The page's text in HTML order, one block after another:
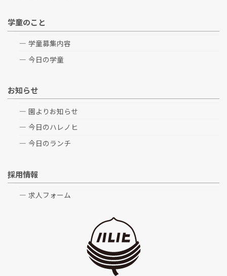
学童のこと
学童募集内容
今日の学童
お知らせ
園よりお知らせ
今日のハレノヒ
今日のランチ
採用情報
求人フォーム